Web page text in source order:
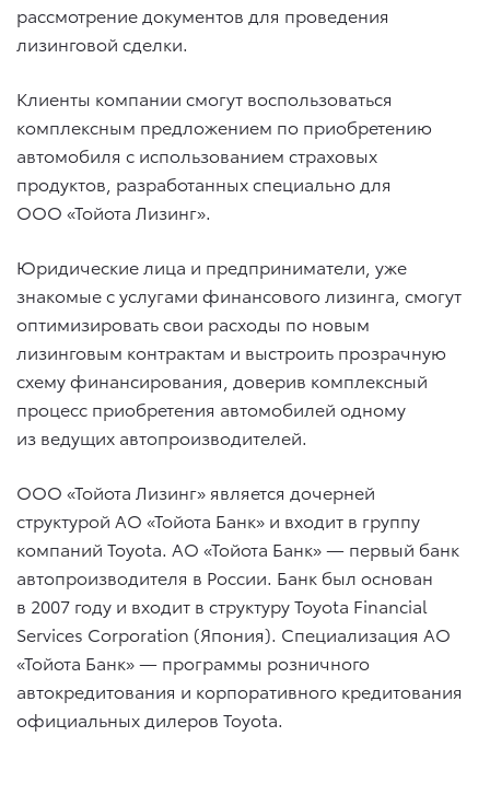
рассмотрение документов для проведения
лизинговой сделки.
Клиенты компании смогут воспользоваться
комплексным предложением по приобретению
автомобиля с использованием страховых
продуктов, разработанных специально для
ООО «Тойота Лизинг».
Юридические лица и предприниматели, уже
знакомые с услугами финансового лизинга, смогут
оптимизировать свои расходы по новым
лизинговым контрактам и выстроить прозрачную
схему финансирования, доверив комплексный
процесс приобретения автомобилей одному
из ведущих автопроизводителей.
ООО «Тойота Лизинг» является дочерней
структурой АО «Тойота Банк» и входит в группу
компаний Toyota. АО «Тойота Банк» — первый банк
автопроизводителя в России. Банк был основан
в 2007 году и входит в структуру Toyota Financial
Services Corporation (Япония). Специализация АО
«Тойота Банк» — программы розничного
автокредитования и корпоративного кредитования
официальных дилеров Toyota.